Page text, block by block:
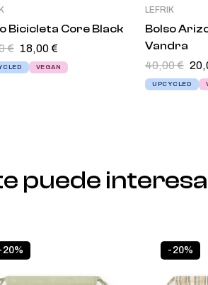
Bicicleta Core Black
€ 18,00€
VEGAN
LEFRIK
Bolso
Vandra
40,00€
UPCYCLED
puede
20% -20%